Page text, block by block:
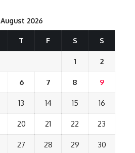
August 2026
T F S S
1 2
6 7 8 9
13 14 15 16
20 21 22 23
27 28 29 30